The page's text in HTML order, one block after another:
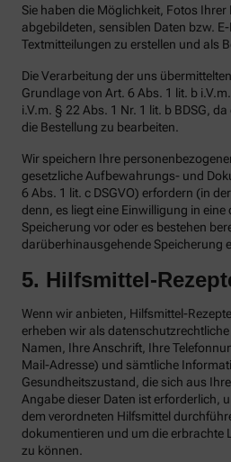
Sie haben die Möglichkeit, Fotos Ihrer
abgebildeten, sensiblen Daten bzw.
Textmitteilungen zu erstellen und als
Die Verarbeitung der uns
Grundlage von Art. 6 Abs. 1 lit. b
i.V.m. § 22 Abs. 1 Nr. 1 lit. b BDSG,
die Bestellung zu bearbeiten.
Wir speichern Ihre
gesetzliche Aufbewahrungs- und
6 Abs. 1 lit. c DSGVO) erfordern (in
denn, es liegt eine Einwilligung in
Speicherung vor oder es bestehen
darüberhinausgehende Speicherung
5. Hilfsmittel-
Wenn wir anbieten, Hilfsmittel-
erheben wir als
Namen, Ihre Anschrift, Ihre
Mail-Adresse) und sämtliche
Gesundheitszustand, die sich aus
Angabe dieser Daten ist erforderlich,
dem verordneten Hilfsmittel
dokumentieren und um die erbrachte
zu können.